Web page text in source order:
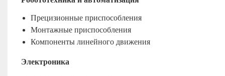
Прецизионные приспособления
Монтажные приспособления
Компоненты линейного движения
Электроника